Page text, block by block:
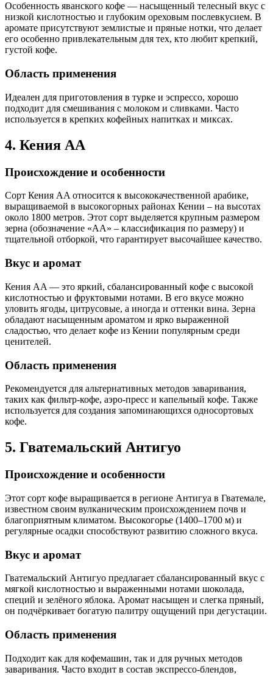
Особенность яванского кофе — насыщенный телесный вкус с
низкой кислотностью и глубоким ореховым послевкусием. В
аромате присутствуют землистые и пряные нотки, что делает
его особенно привлекательным для тех, кто любит крепкий,
густой кофе.
Область применения
Идеален для приготовления в турке и эспрессо, хорошо
подходит для смешивания с молоком и сливками. Часто
используется в крепких кофейных напитках и миксах.
4. Кения AA
Происхождение и особенности
Сорт Кения AA относится к высококачественной арабике,
выращиваемой в высокогорных районах Кении – на высотах
около 1800 метров. Этот сорт выделяется крупным размером
зерна (обозначение «AA» – классификация по размеру) и
тщательной отборкой, что гарантирует высочайшее качество.
Вкус и аромат
Кения AA — это яркий, сбалансированный кофе с высокой
кислотностью и фруктовыми нотами. В его вкусе можно
уловить ягоды, цитрусовые, а иногда и оттенки вина. Зерна
обладают насыщенным ароматом и ярко выраженной
сладостью, что делает кофе из Кении популярным среди
ценителей.
Область применения
Рекомендуется для альтернативных методов заваривания,
таких как фильтр-кофе, аэро-пресс и капельный кофе. Также
используется для создания запоминающихся односортовых
кофе.
5. Гватемальский Антигуо
Происхождение и особенности
Этот сорт кофе выращивается в регионе Антигуа в Гватемале,
известном своим вулканическим происхождением почв и
благоприятным климатом. Высокогорье (1400–1700 м) и
регулярные осадки способствуют развитию сложного вкуса.
Вкус и аромат
Гватемальский Антигуо предлагает сбалансированный вкус с
мягкой кислотностью и выраженными нотами шоколада,
специй и зелёного яблока. Аромат насыщен и слегка пряный,
он подчёркивает богатую палитру ощущений при дегустации.
Область применения
Подходит как для кофемашин, так и для ручных методов
заваривания. Часто входит в состав экспрессо-блендов,